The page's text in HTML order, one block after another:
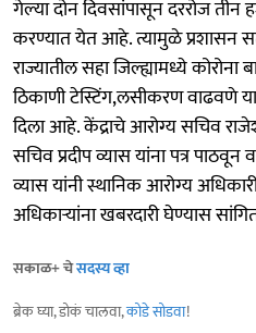
गेल्या दोन दिवसांपासून दररोज तीन
करण्यात येत आहे. त्यामुळे प्रशासन
राज्यातील सहा जिल्ह्यामध्ये
ठिकाणी टेस्टिंग,लसीकरण वाढवणे
दिला आहे. केंद्राचे आरोग्य सचिव
सचिव प्रदीप व्यास यांना पत्र
व्यास यांनी स्थानिक आरोग्य
अधिकाऱ्यांना खबरदारी घेण्यास
सकाळ+ चेसदस्य व्हा
ब्रेक घ्या, डोकं चालवा,कोडे सोडवा!